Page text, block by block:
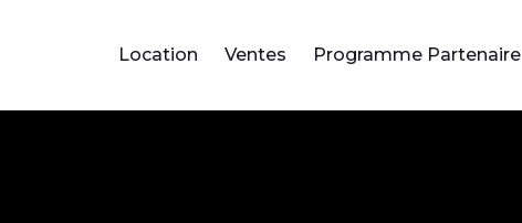
Location Ventes Programme Partenaire